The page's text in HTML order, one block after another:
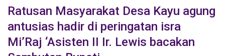
Ratusan Masyarakat Desa Kayu agung
antusias hadir di peringatan isra
Mi’Raj ‘Asisten II Ir. Lewis bacakan